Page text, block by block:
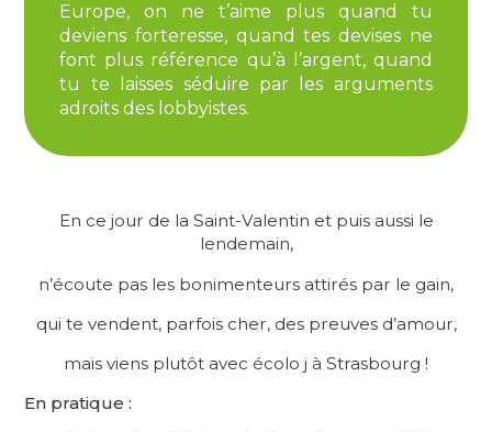
Europe, on ne t’aime plus quand tu
deviens forteresse, quand tes devises ne
font plus référence qu’à l’argent, quand
tu te laisses séduire par les arguments
adroits des lobbyistes.
En ce jour de la Saint-Valentin et puis aussi le
lendemain,
n’écoute pas les bonimenteurs attirés par le gain,
qui te vendent, parfois cher, des preuves d’amour,
mais viens plutôt avec écolo j à Strasbourg !
En pratique :